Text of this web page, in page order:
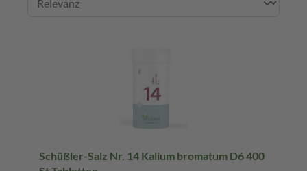
Schüßler-Salz Nr. 14 Kalium bromatum D6 400